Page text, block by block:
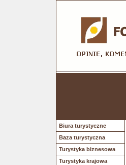
Biura turystyczne
Baza turystyczna
Turystyka biznesowa
Turystyka krajowa